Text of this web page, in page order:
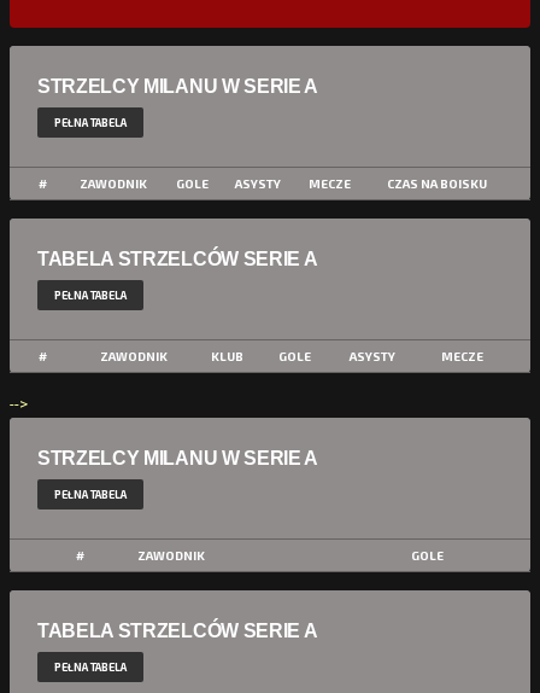
STRZELCY MILANU W SERIE A
PEŁNA TABELA
# ZAWODNIK GOLE ASYSTY MECZE CZAS NA BOISKU
TABELA STRZELCÓW SERIE A
PEŁNA TABELA
# ZAWODNIK KLUB GOLE ASYSTY MECZE
-->
STRZELCY MILANU W SERIE A
PEŁNA TABELA
# ZAWODNIK GOLE
TABELA STRZELCÓW SERIE A
PEŁNA TABELA